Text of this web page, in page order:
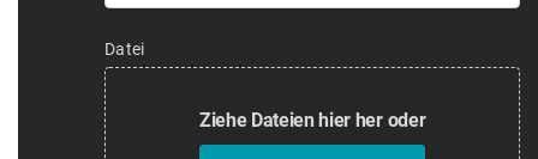
Datei
Ziehe Dateien hier her oder